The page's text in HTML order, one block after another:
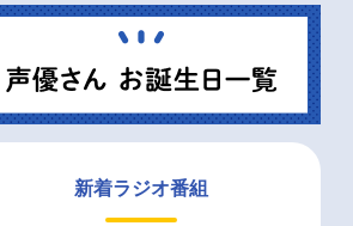
新着ラジオ番組